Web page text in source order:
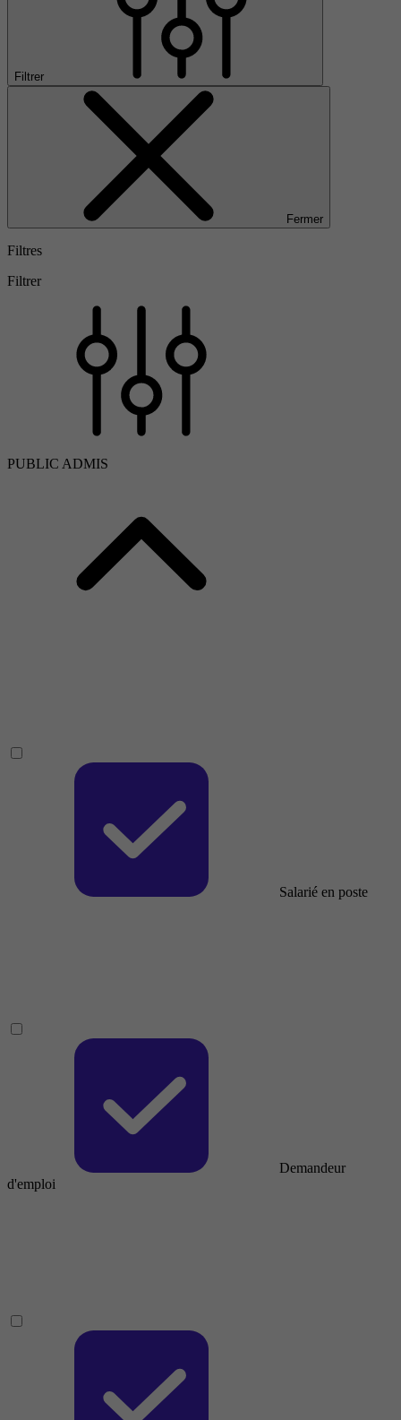
Filtrer
Fermer
Filtres
Filtrer
PUBLIC ADMIS
Salarié en poste
Demandeur
d'emploi